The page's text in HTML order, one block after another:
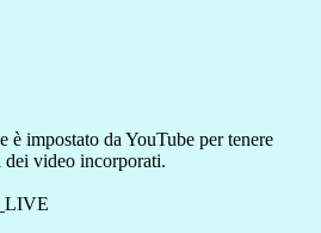
è impostato da YouTube per tenere
video incorporati.